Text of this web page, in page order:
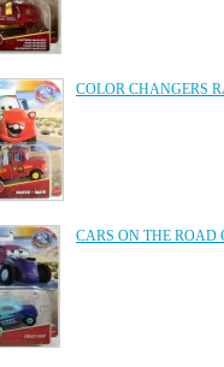
COLOR CHANGERS
CARS ON THE ROAD